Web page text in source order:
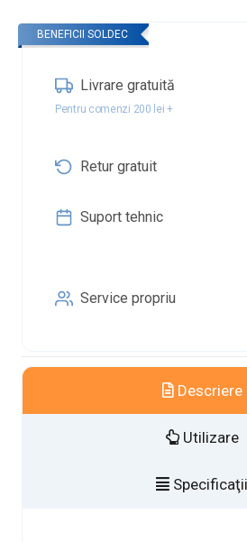
BENEFICII SOLDEC
Livrare gratuită
Pentru comenzi 200 lei +
Retur gratuit
Suport tehnic
Service propriu
Descriere
Utilizare
Specificaţii